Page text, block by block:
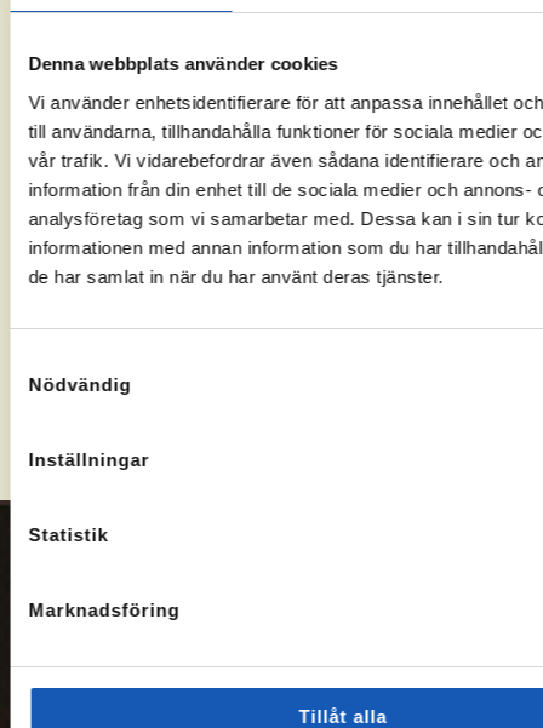
Denna webbplats använder cookies
Vi använder enhetsidentifierare för att anpassa innehållet
till användarna, tillhandahålla funktioner för sociala medier
vår trafik. Vi vidarebefordrar även sådana identifierare och
information från din enhet till de sociala medier och annons-
analysföretag som vi samarbetar med. Dessa kan i sin tur
informationen med annan information som du har
de har samlat in när du har använt deras tjänster.
Nödvändig
Inställningar
Statistik
Marknadsföring
Tillåt alla
Ta kontakt
Arbetsförmedlingen
och se om
du har rätt
till Rusta
och
Matcha.
Om du får
besked,
välj
Arbetslivsresurs
som
leverantör.
När
beslut
kommer vi
att
kontakta
dig och
boka ett
möte.
hjälper vi människor
att hitta vägar till ny
sysselsättning. Vi